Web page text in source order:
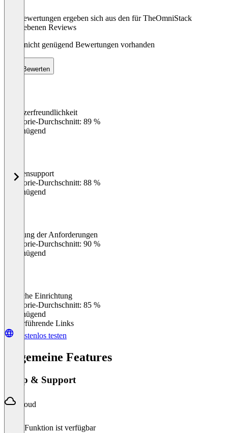
Die Bewertungen ergeben sich aus den für TheOmniStack
abgegebenen Reviews
Noch nicht genügend Bewertungen vorhanden
Bewerten
Benutzerfreundlichkeit
Kategorie-Durchschnitt: 89 %
Ungenügend
%
Kundensupport
Kategorie-Durchschnitt: 88 %
Ungenügend
Erfüllung der Anforderungen
Kategorie-Durchschnitt: 90 %
Ungenügend
Einfache Einrichtung
Kategorie-Durchschnitt: 85 %
Ungenügend
Weiterführende Links
Kostenlos testen
Allgemeine Features
Setup & Support
Cloud
Diese Funktion ist verfügbar